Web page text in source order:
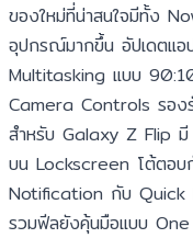
ของใหม่ที่น่าสนใจมีทั้ง
อุปกรณ์มากขึ้น อัปเดตแ
Multitasking แบบ
Camera Controls รอง
สำหรับ Galaxy Z Flip
บน Lockscreen โต้ตอบ
Notification กับ Quick
รวมฟีลยังคุ้นมือแบบ